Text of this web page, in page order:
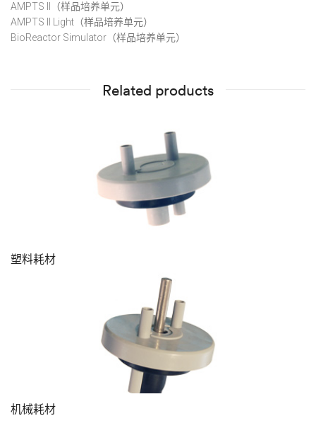
AMPTS II（样品培养单元）
AMPTS II Light（样品培养单元）
BioReactor Simulator（样品培养单元）
Related products
塑料耗材
机械耗材